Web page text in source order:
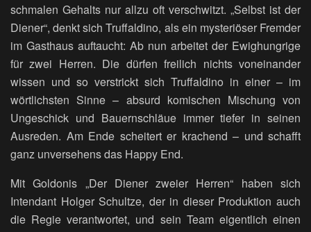
schmalen Gehalts nur allzu oft verschwitzt. „Selbst ist der
Diener“, denkt sich Truffaldino, als ein mysteriöser Fremder
im Gasthaus auftaucht: Ab nun arbeitet der Ewighungrige
für zwei Herren. Die dürfen freilich nichts voneinander
wissen und so verstrickt sich Truffaldino in einer ­– im
wörtlichsten Sinne – absurd komischen Mischung von
Ungeschick und Bauernschläue immer tiefer in seinen
Ausreden. Am Ende scheitert er krachend – und schafft
ganz unversehens das Happy End.
Mit Goldonis „Der Diener zweier Herren“ haben sich
Intendant Holger Schultze, der in dieser Produktion auch
die Regie verantwortet, und sein Team eigentlich einen